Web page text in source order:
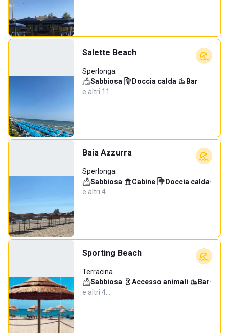
Salette Beach
Sperlonga
Sabbiosa· Doccia calda· Bar·
e altri 11…
Baia Azzurra
Sperlonga
Sabbiosa· Cabine· Doccia calda·
e altri 4…
Sporting Beach
Terracina
Sabbiosa· Accesso animali· Bar·
e altri 4…